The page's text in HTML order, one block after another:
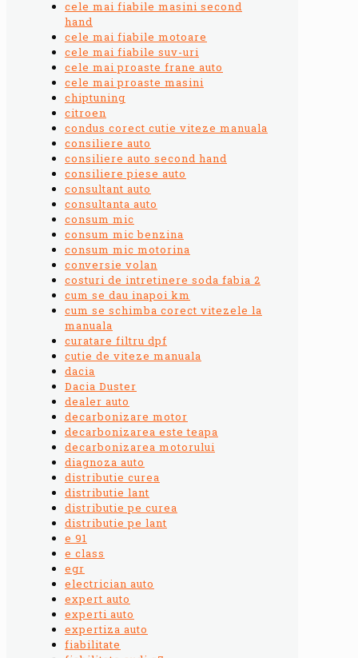
cele mai fiabile masini second
hand
cele mai fiabile motoare
cele mai fiabile suv-uri
cele mai proaste frane auto
cele mai proaste masini
chiptuning
citroen
condus corect cutie viteze manuala
consiliere auto
consiliere auto second hand
consiliere piese auto
consultant auto
consultanta auto
consum mic
consum mic benzina
consum mic motorina
conversie volan
costuri de intretinere soda fabia 2
cum se dau inapoi km
cum se schimba corect vitezele la
manuala
curatare filtru dpf
cutie de viteze manuala
dacia
Dacia Duster
dealer auto
decarbonizare motor
decarbonizarea este teapa
decarbonizarea motorului
diagnoza auto
distributie curea
distributie lant
distributie pe curea
distributie pe lant
e 91
e class
egr
electrician auto
expert auto
experti auto
expertiza auto
fiabilitate